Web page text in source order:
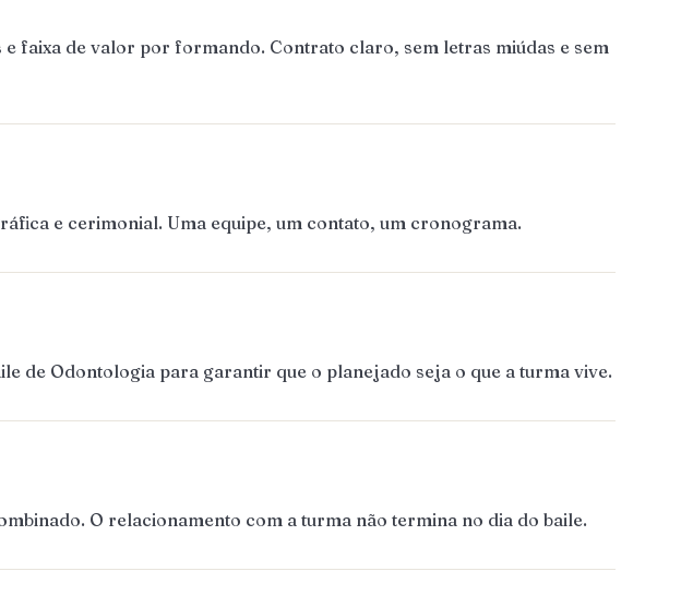
faixa de valor por formando. Contrato claro, sem letras miúdas e sem
e cerimonial. Uma equipe, um contato, um cronograma.
de Odontologia para garantir que o planejado seja o que a turma vive.
O relacionamento com a turma não termina no dia do baile.